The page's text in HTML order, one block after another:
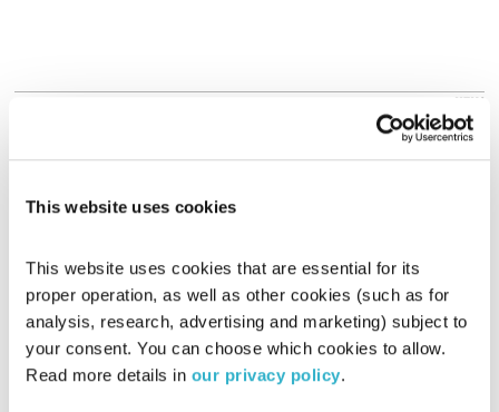
This website uses cookies
This website uses cookies that are essential for its
proper operation, as well as other cookies (such as for
analysis, research, advertising and marketing) subject to
your consent. You can choose which cookies to allow.
Read more details in our privacy policy.
אודיו